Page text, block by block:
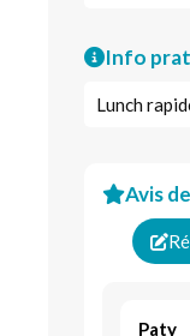
Info
Lunch
Avis
Paty